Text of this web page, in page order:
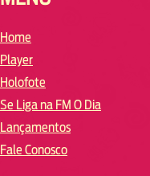
Home
Player
Holofote
Se Liga na FM O Dia
Lançamentos
Fale Conosco